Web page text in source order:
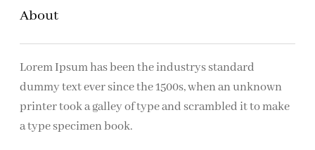
n
About
Lorem Ipsum has been the industrys standard
dummy text ever since the 1500s, when an unknown
printer took a galley of type and scrambled it to make
a type specimen book.